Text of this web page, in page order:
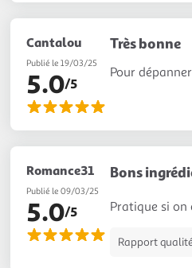
Cantalou
Publié le 19/03/25
5.0/5
Très bonne
Pour
Romance31
Publié le 09/03/25
5.0/5
Bons
Pratique si on
Rapport